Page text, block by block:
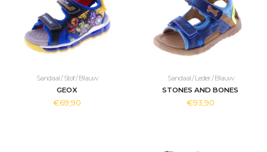
Sandaal / Stof / Blauw
GEOX
€69,90
Sandaal / Leder / Blauw
STONES AND BONES
€93,90